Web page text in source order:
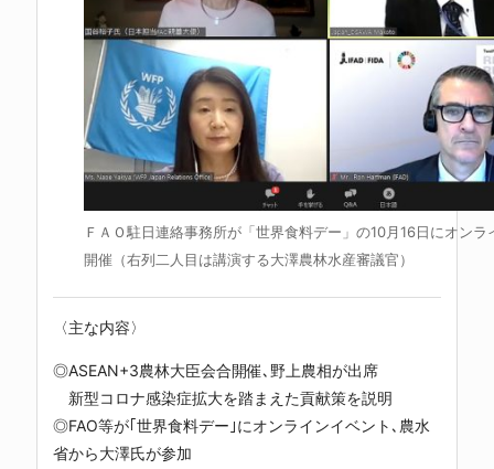
ＦＡＯ駐日連絡事務所が「世界食料デー」の10月16日にオンラ
開催（右列二人目は講演する大澤農林水産審議官）
〈主な内容〉
◎ASEAN+3農林大臣会合開催､野上農相が出席
新型コロナ感染症拡大を踏まえた貢献策を説明
◎FAO等が｢世界食料デー｣にオンラインイベント､農水
省から大澤氏が参加